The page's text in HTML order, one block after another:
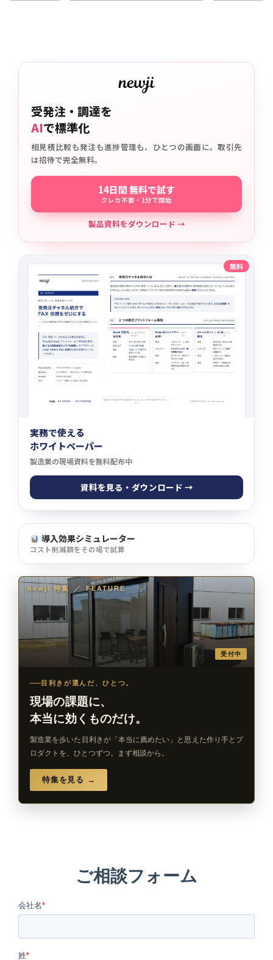
受発注・調達を
AIで標準化
相見積比較も発注も進捗管理も、ひとつの画面に。取引先
は招待で完全無料。
14日間 無料で試す
クレカ不要・1分で開始
製品資料をダウンロード →
無料
実務で使える
ホワイトペーパー
製造業の現場資料を無料配布中
資料を見る・ダウンロード →
導入効果シミュレーター
コスト削減額をその場で試算
newji 特集 ／ FEATURE
受付中
目利きが選んだ、ひとつ。
現場の課題に、
本当に効くものだけ。
製造業を歩いた目利きが「本当に薦めたい」と思えた作り手とプ
ロダクトを、ひとつずつ。まず相談から。
特集を見る →